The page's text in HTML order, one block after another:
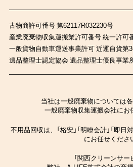
古物商許可番号 第62117R032230号
産業廃棄物収集運搬業許可番号 統一許可
一般貨物自動車運送事業許可 近運自貨第
遺品整理士認定協会 遺品整理士優良事業
当社は一般廃棄物については
一般廃棄物収集運搬会社にお
不用品回収は、「格安」「明瞭会計」「即
にお任せくださ
「関西クリーンサー